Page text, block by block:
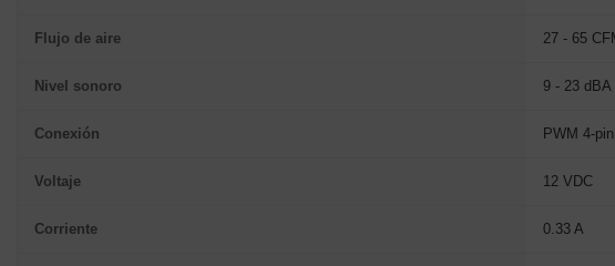
Flujo de aire 27 - 65
Nivel sonoro 9 - 23 dBA
Conexión PWM 4-pin
Voltaje 12 VDC
Corriente 0.33 A